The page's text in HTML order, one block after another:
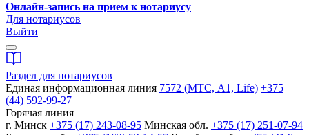
Онлайн-запись на прием к нотариусу
Для нотариусов
Выйти
Раздел для нотариусов
Единая информационная линия 7572 (МТС, A1, Life) +375
(44) 592-99-27
Горячая линия
г. Минск +375 (17) 243-08-95 Минская обл. +375 (17) 251-07-94